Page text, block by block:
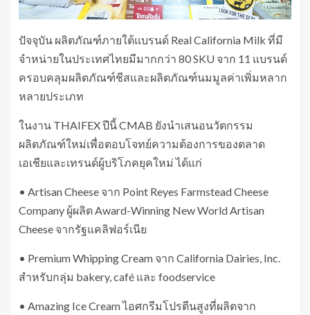
ปัจจุบัน ผลิตภัณฑ์ภายใต้แบรนด์ Real California Milk ที่มี
จำหน่ายในประเทศไทยมีมากกว่า 80 SKU จาก 11 แบรนด์
ครอบคลุมผลิตภัณฑ์ชีสและผลิตภัณฑ์นมมูลค่าเพิ่มหลาก
หลายประเภท
ในงาน THAIFEX ปีนี้ CMAB ยังนำเสนอนวัตกรรม
ผลิตภัณฑ์ใหม่เพื่อตอบโจทย์ความต้องการของตลาด
เอเชียและเทรนด์ผู้บริโภคยุคใหม่ ได้แก่
• Artisan Cheese จาก Point Reyes Farmstead Cheese
Company ผู้ผลิต Award-Winning New World Artisan
Cheese จากรัฐแคลิฟอร์เนีย
• Premium Whipping Cream จาก California Dairies, Inc.
สำหรับกลุ่ม bakery, café และ foodservice
• Amazing Ice Cream ไอศกรีมโปรตีนสูงที่ผลิตจาก